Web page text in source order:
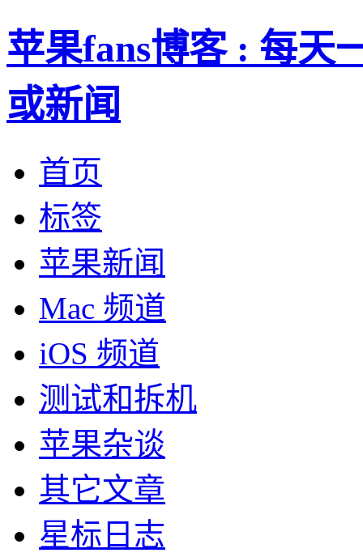
苹果fans博客 : 每天
或新闻
首页
标签
苹果新闻
Mac 频道
iOS 频道
测试和拆机
苹果杂谈
其它文章
星标日志